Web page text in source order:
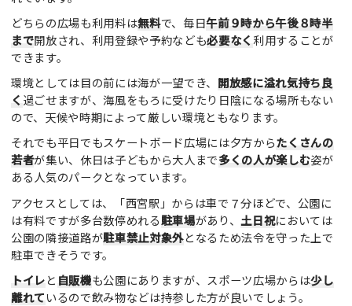
どちらの広場も利用料は無料で、毎日午前９時から午後８時半
まで開放され、利用登録や予約なども必要なく利用することが
できます。
環境としては目の前には海が一望でき、 開放感に溢れ気持ち良
く 過ごせますが、海風をもろに受けたり日陰になる場所もない
ので、天候や時期によって厳しい環境ともなります。
それでも平日でもスケートボード広場には夕方からたくさんの
若者が集い、休日は子どもから大人まで多くの人が楽しむ姿が
ある人気のパークとなっています。
アクセスとしては、「西宮駅」からは車で７分ほどで、公園に
は有料ですが多台数停めれる駐車場があり、土日祝においては
公園の隣接道路が駐車禁止対象外となるため法令を守った上で
駐車できそうです。
トイレと 自販機も公園にありますが、スポーツ広場からは少し
離れているので飲み物などは持参した方が良いでしょう。